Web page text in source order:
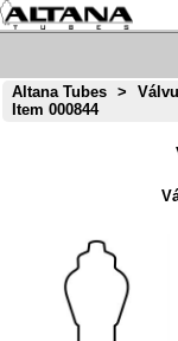
Altana Tubes >
Item 000844